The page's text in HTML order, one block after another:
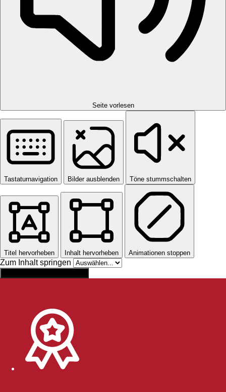
Seite vorlesen
Tastaturnavigation Bilder ausblenden Töne stummschalten
Titel hervorheben Inhalt hervorheben Animationen stoppen
Zum Inhalt springen